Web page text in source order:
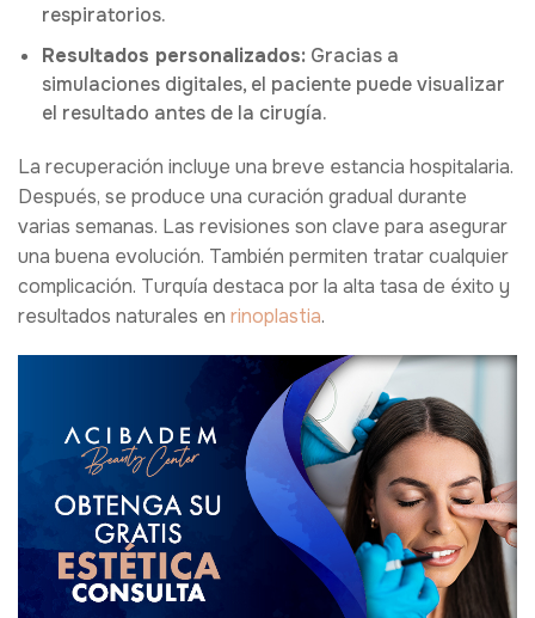
respiratorios.
Resultados personalizados: Gracias a
simulaciones digitales, el paciente puede visualizar
el resultado antes de la cirugía.
La recuperación incluye una breve estancia hospitalaria.
Después, se produce una curación gradual durante
varias semanas. Las revisiones son clave para asegurar
una buena evolución. También permiten tratar cualquier
complicación. Turquía destaca por la alta tasa de éxito y
resultados naturales en rinoplastia.